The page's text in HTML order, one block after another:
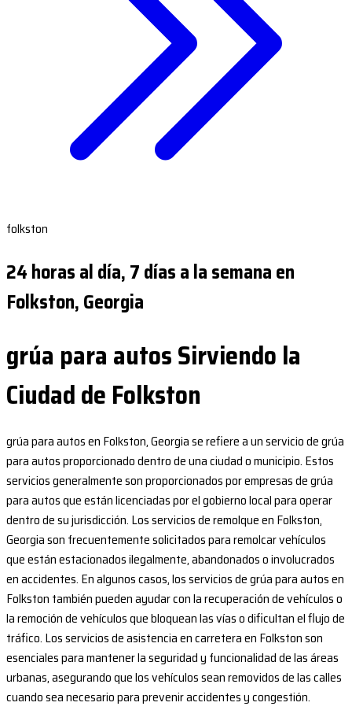
folkston
24 horas al día, 7 días a la semana en
Folkston, Georgia
grúa para autos Sirviendo la
Ciudad de Folkston
grúa para autos en Folkston, Georgia se refiere a un servicio de grúa
para autos proporcionado dentro de una ciudad o municipio. Estos
servicios generalmente son proporcionados por empresas de grúa
para autos que están licenciadas por el gobierno local para operar
dentro de su jurisdicción. Los servicios de remolque en Folkston,
Georgia son frecuentemente solicitados para remolcar vehículos
que están estacionados ilegalmente, abandonados o involucrados
en accidentes. En algunos casos, los servicios de grúa para autos en
Folkston también pueden ayudar con la recuperación de vehículos o
la remoción de vehículos que bloquean las vías o dificultan el flujo de
tráfico. Los servicios de asistencia en carretera en Folkston son
esenciales para mantener la seguridad y funcionalidad de las áreas
urbanas, asegurando que los vehículos sean removidos de las calles
cuando sea necesario para prevenir accidentes y congestión.